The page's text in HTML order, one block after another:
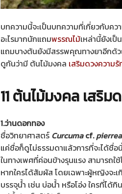
บทความนี้จะเป็นบทความที่เกี่ยวกับค
อะไรมากนักแถมพรรณไม้เหล่านี้ยังเป็
แถมบางต้นยังมีสรรพคุณทางยาอีกด้
ดูกันว่ามี ต้นไม้มงคล เสริมดวงความรั
11 ต้นไม้มงคล เสริม
1.ว่านดอกทอง
ชื่อวิทยาศาสตร์ Curcumacf.
แค่ชื่อก็ดูไม่ธรรมดาแล้วการที่จะได้ชื่
ในทางเพศที่ค่อนข้างรุนแรง สามารถ
หากใครได้สัมผัส โดยเฉพาะผู้หญิงจะ
บรรจุน้ำ เช่น บ่อน้ำ หรือโอ่ง ใครที่ได้